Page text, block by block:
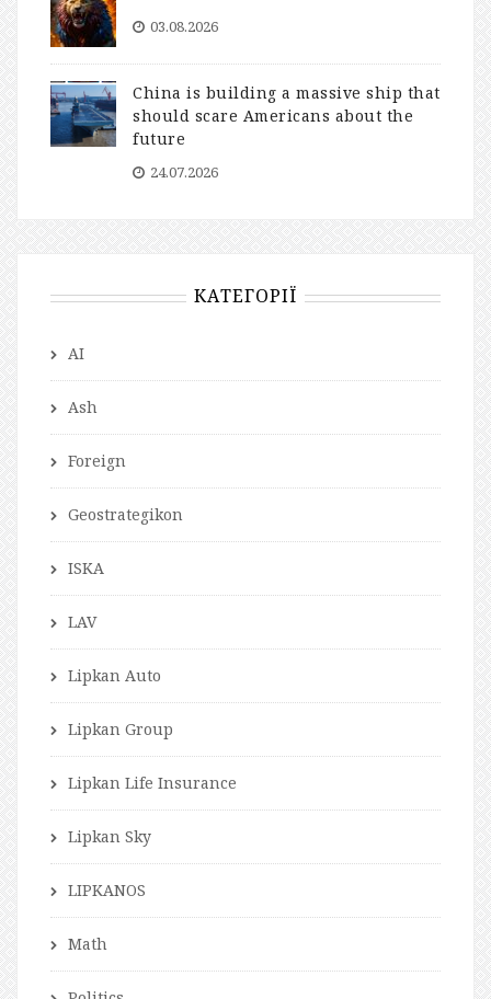
03.08.2026
China is building a massive ship that
should scare Americans about the
future
24.07.2026
КАТЕГОРІЇ
AI
Ash
Foreign
Geostrategikon
ISKA
LAV
Lipkan Auto
Lipkan Group
Lipkan Life Insurance
Lipkan Sky
LIPKANOS
Math